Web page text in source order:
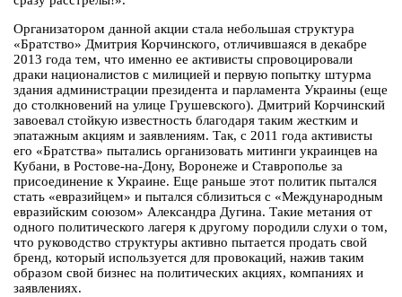
Организатором данной акции стала небольшая структура
«Братство» Дмитрия Корчинского, отличившаяся в декабре
2013 года тем, что именно ее активисты спровоцировали
драки националистов с милицией и первую попытку штурма
здания администрации президента и парламента Украины (еще
до столкновений на улице Грушевского). Дмитрий Корчинский
завоевал стойкую известность благодаря таким жестким и
эпатажным акциям и заявлениям. Так, с 2011 года активисты
его «Братства» пытались организовать митинги украинцев на
Кубани, в Ростове-на-Дону, Воронеже и Ставрополье за
присоединение к Украине. Еще раньше этот политик пытался
стать «евразийцем» и пытался сблизиться с «Международным
евразийским союзом» Александра Дугина. Такие метания от
одного политического лагеря к другому породили слухи о том,
что руководство структуры активно пытается продать свой
бренд, который используется для провокаций, нажив таким
образом свой бизнес на политических акциях, компаниях и
заявлениях.